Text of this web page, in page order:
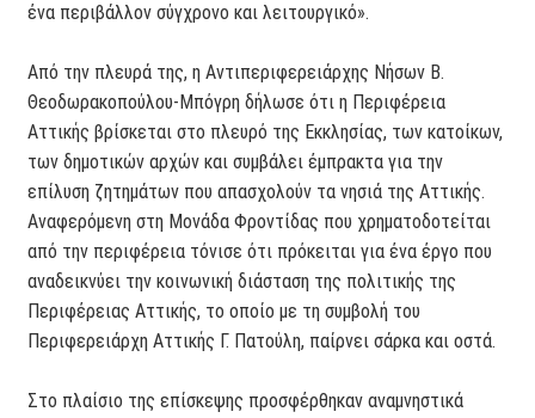
ένα περιβάλλον σύγχρονο και λειτουργικό».
Από την πλευρά της, η Αντιπεριφερειάρχης Νήσων Β.
Θεοδωρακοπούλου-Μπόγρη δήλωσε ότι η Περιφέρεια
Αττικής βρίσκεται στο πλευρό της Εκκλησίας, των κατοίκων,
των δημοτικών αρχών και συμβάλει έμπρακτα για την
επίλυση ζητημάτων που απασχολούν τα νησιά της Αττικής.
Αναφερόμενη στη Μονάδα Φροντίδας που χρηματοδοτείται
από την περιφέρεια τόνισε ότι πρόκειται για ένα έργο που
αναδεικνύει την κοινωνική διάσταση της πολιτικής της
Περιφέρειας Αττικής, το οποίο με τη συμβολή του
Περιφερειάρχη Αττικής Γ. Πατούλη, παίρνει σάρκα και οστά.
Στο πλαίσιο της επίσκεψης προσφέρθηκαν αναμνηστικά